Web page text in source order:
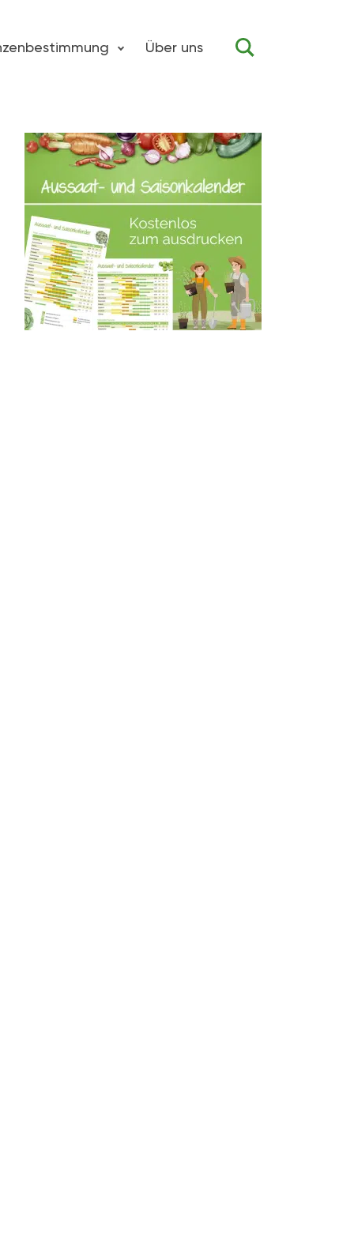
Über uns